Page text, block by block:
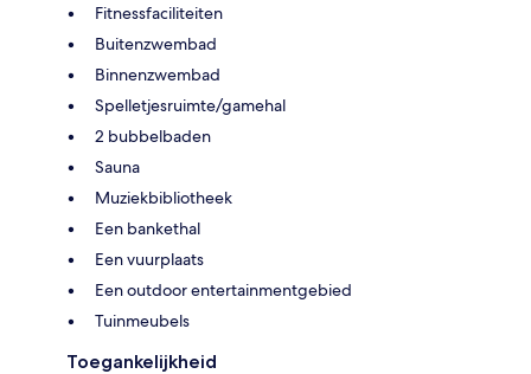
Fitnessfaciliteiten
Buitenzwembad
Binnenzwembad
Spelletjesruimte/gamehal
2 bubbelbaden
Sauna
Muziekbibliotheek
Een bankethal
Een vuurplaats
Een outdoor entertainmentgebied
Tuinmeubels
Toegankelijkheid